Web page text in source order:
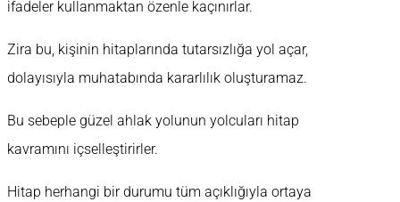
ifadeler kullanmaktan özenle kaçınırlar.
Zira bu, kişinin hitaplarında tutarsızlığa yol açar,
dolayısıyla muhatabında kararlılık oluşturamaz.
Bu sebeple güzel ahlak yolunun yolcuları hitap
kavramını içselleştirirler.
Hitap herhangi bir durumu tüm açıklığıyla ortaya